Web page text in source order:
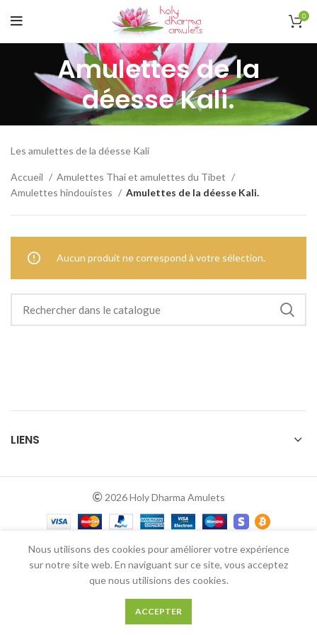
0
Amulettes de la
déesse Kali.
Les amulettes de la déesse Kali
Accueil
Amulettes Thai et amulettes du Tibet
Amulettes hindouistes
Amulettes de la déesse Kali.
Aucun produit ne correspond à votre sélection.
LIENS
2026 Holy Dharma Amulets
Nous utilisons des cookies pour améliorer votre expérience
sur notre site web. En naviguant sur ce site, vous acceptez
que nous utilisions des cookies.
ACCEPTER
Filtres Panier